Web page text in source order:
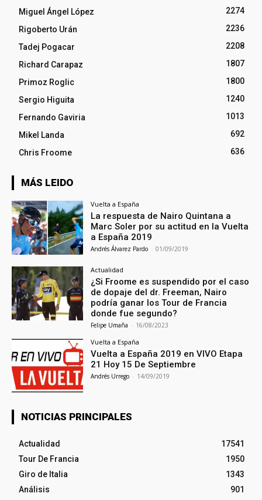
Miguel Ángel López
2274
Rigoberto Urán
2236
Tadej Pogacar
2208
Richard Carapaz
1807
Primoz Roglic
1800
Sergio Higuita
1240
Fernando Gaviria
1013
Mikel Landa
692
Chris Froome
636
MÁS LEIDO
Vuelta a España
La respuesta de Nairo Quintana a
Marc Soler por su actitud en la Vuelta
a España 2019
Andrés Álvarez Pardo - 01/09/2019
Actualidad
¿Si Froome es suspendido por el caso
de dopaje del dr. Freeman, Nairo
podría ganar los Tour de Francia
donde fue segundo?
Felipe Umaña - 16/08/2023
Vuelta a España
Vuelta a España 2019 en VIVO Etapa
21 Hoy 15 De Septiembre
Andrés Urrego - 14/09/2019
NOTICIAS PRINCIPALES
Actualidad
17541
Tour De Francia
1950
Giro de Italia
1343
Análisis
901